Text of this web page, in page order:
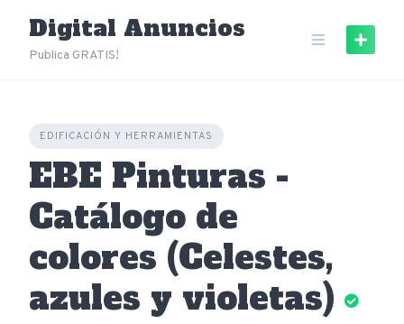
content
Digital Anuncios
Publica GRATIS!
EDIFICACIÓN Y HERRAMIENTAS
EBE Pinturas -
Catálogo de
colores (Celestes,
azules y violetas)